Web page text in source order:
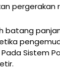
pergerakan
batang
Pada Sistem